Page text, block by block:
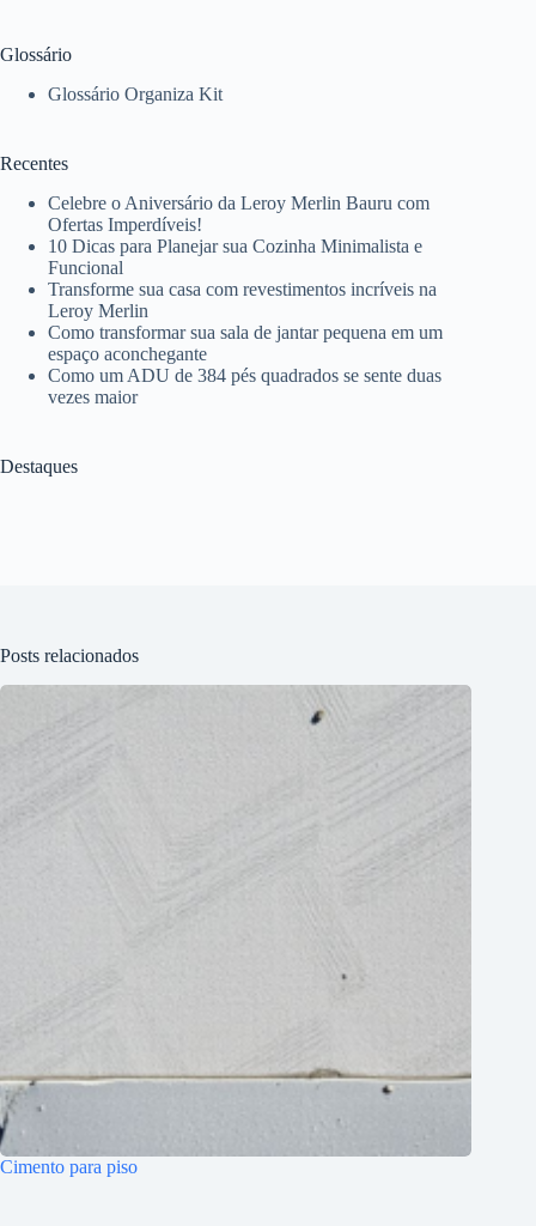
Glossário
Glossário Organiza Kit
Recentes
Celebre o Aniversário da Leroy Merlin Bauru com
Ofertas Imperdíveis!
10 Dicas para Planejar sua Cozinha Minimalista e
Funcional
Transforme sua casa com revestimentos incríveis na
Leroy Merlin
Como transformar sua sala de jantar pequena em um
espaço aconchegante
Como um ADU de 384 pés quadrados se sente duas
vezes maior
Destaques
Posts relacionados
Cimento para piso